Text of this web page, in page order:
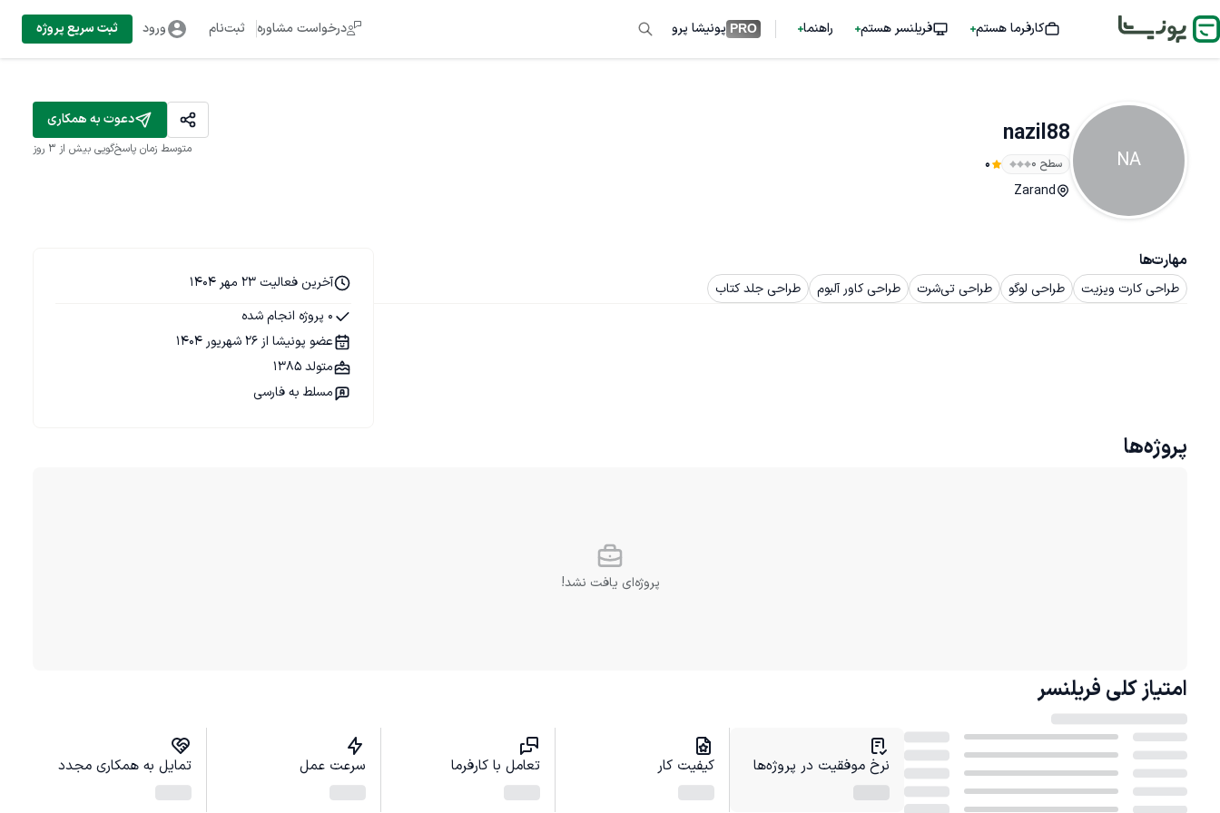
کارفرما هستم فریلنسر هستم راهنما PRO پونیشا پرو درخواست مشاوره ثبت‌نام ورود ثبت سریع پروژه
NA
nazil88
سطح ۰ 0
Zarand
دعوت به همکاری
متوسط زمان پاسخ‌گویی بیش از ۳ روز
مهارت‌ها
طراحی کارت ویزیت طراحی لوگو طراحی تی‌شرت طراحی کاور آلبوم طراحی جلد کتاب
آخرین فعالیت 23 مهر 1404
0 پروژه انجام شده
عضو پونیشا از 26 شهریور 1404
متولد 1385
مسلط به فارسی
پروژه‌ها
پروژه‌ای یافت نشد!
امتیاز کلی فریلنسر
نرخ موفقیت در پروژه‌ها کیفیت کار تعامل با کارفرما سرعت عمل تمایل به همکاری مجدد